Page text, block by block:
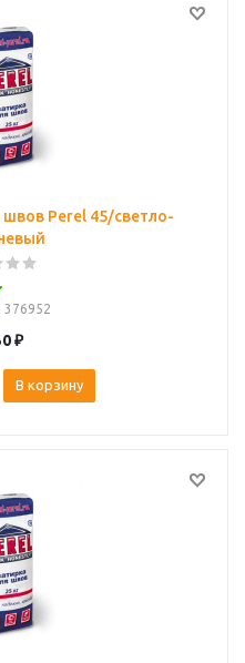
Perel 45/светло-
: 376952
₽
В корзину